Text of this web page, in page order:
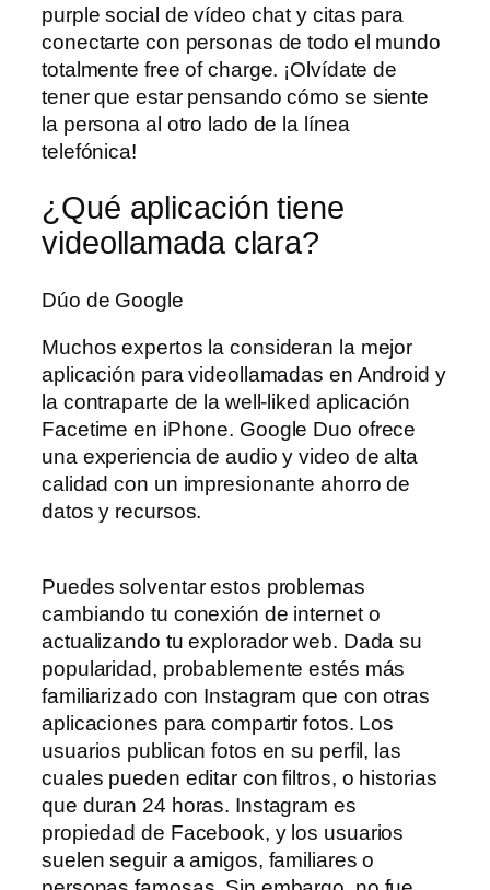
purple social de vídeo chat y citas para
conectarte con personas de todo el mundo
totalmente free of charge. ¡Olvídate de
tener que estar pensando cómo se siente
la persona al otro lado de la línea
telefónica!
¿Qué aplicación tiene
videollamada clara?
Dúo de Google
Muchos expertos la consideran la mejor
aplicación para videollamadas en Android y
la contraparte de la well-liked aplicación
Facetime en iPhone. Google Duo ofrece
una experiencia de audio y video de alta
calidad con un impresionante ahorro de
datos y recursos.
Puedes solventar estos problemas
cambiando tu conexión de internet o
actualizando tu explorador web. Dada su
popularidad, probablemente estés más
familiarizado con Instagram que con otras
aplicaciones para compartir fotos. Los
usuarios publican fotos en su perfil, las
cuales pueden editar con filtros, o historias
que duran 24 horas. Instagram es
propiedad de Facebook, y los usuarios
suelen seguir a amigos, familiares o